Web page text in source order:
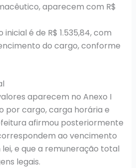
aparecem com R$
é de R$ 1.535,84, com
do cargo, conforme
aparecem no Anexo I
por cargo, carga horária e
afirmou posteriormente
ao vencimento
e que a remuneração total
legais.